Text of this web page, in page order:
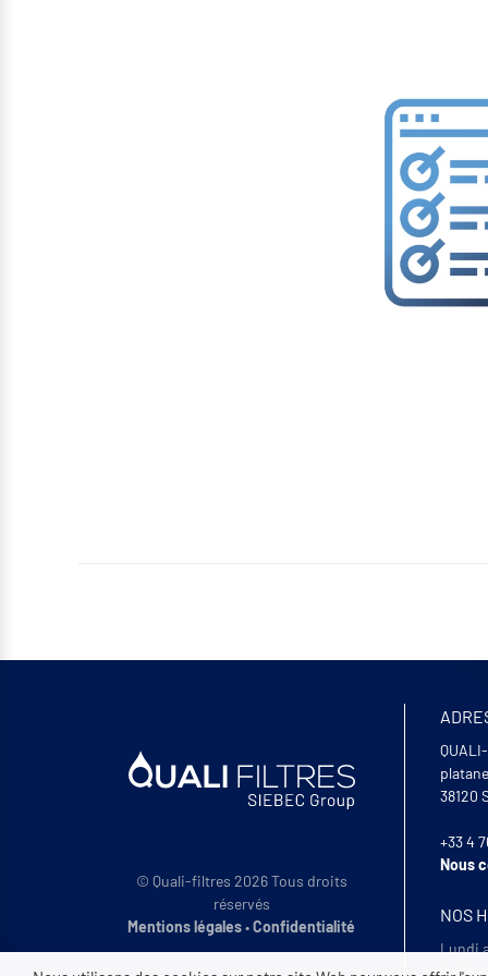
© Quali-filtres 2026 Tous droits
réservés
Mentions légales•Confidentialité
38120
+33 4
Nous
NOS
Lundi
8:00 -